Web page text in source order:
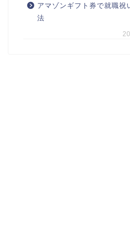
アマゾンギフト券で就職祝
法